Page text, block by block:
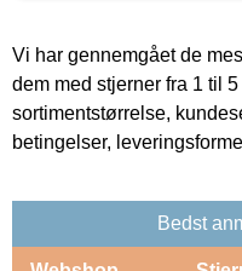
Vi har gennemgået de
dem med stjerner fra 1 til
sortimentstørrelse,
betingelser,
Bedst